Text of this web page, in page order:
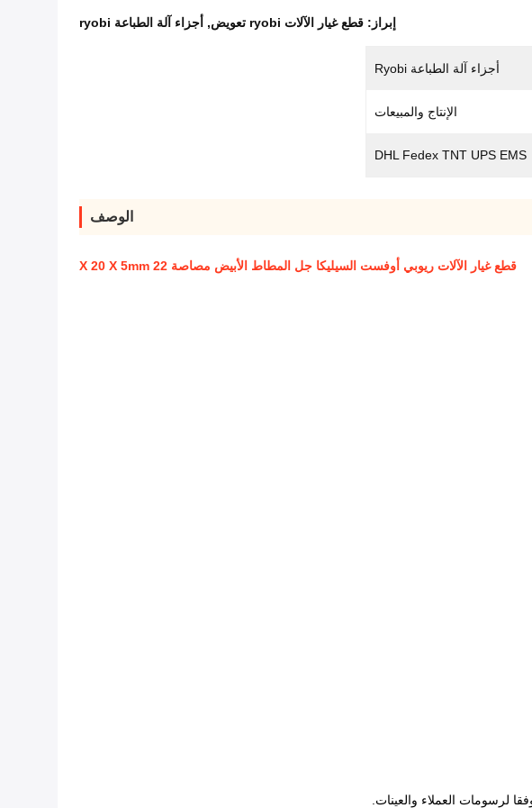
إبراز: قطع غيار الآلات ryobi تعويض , أجزاء آلة الطباعة ryobi
أجزاء آلة الطباعة Ryobi
الإنتاج والمبيعات
DHL Fedex TNT UPS EMS
الوصف
قطع غيار الآلات ريوبي أوفست السيليكا جل المطاط الأبيض مصاصة 22 X 20 X 5mm